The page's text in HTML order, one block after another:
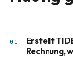
01
Erstellt
Rechnung,